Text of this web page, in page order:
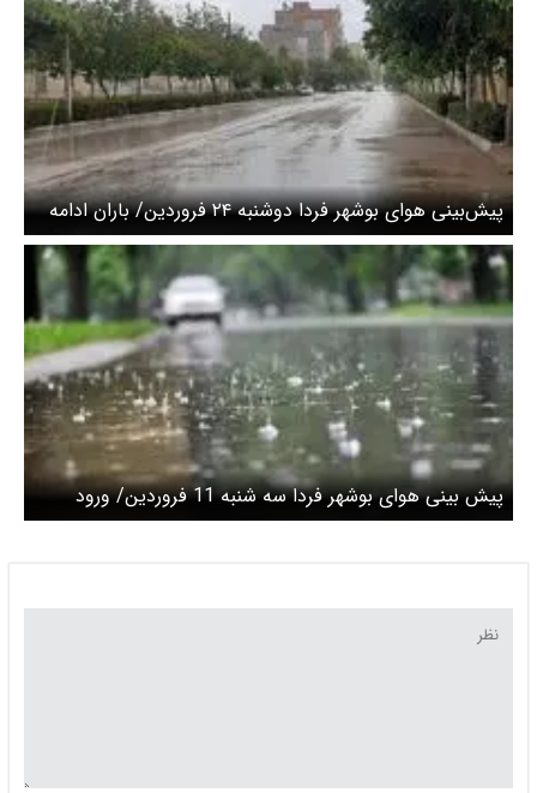
پیش‌بینی هوای بوشهر فردا دوشنبه ۲۴ فروردین/ باران ادامه
دارد
پیش بینی هوای بوشهر فردا سه شنبه 11 فروردین/ ورود
سامانه بارشی از امشب